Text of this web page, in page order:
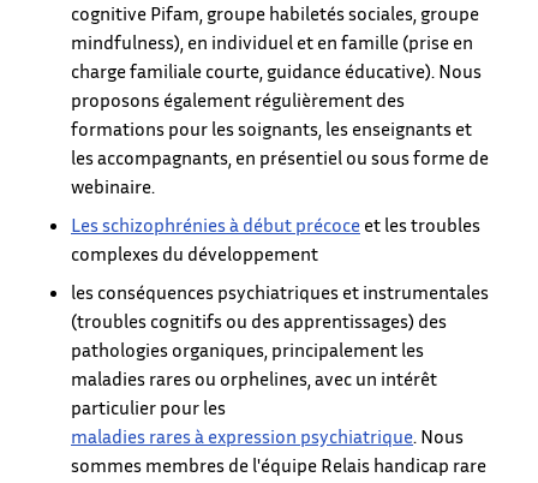
cognitive Pifam, groupe habiletés sociales, groupe
mindfulness), en individuel et en famille (prise en
charge familiale courte, guidance éducative). Nous
proposons également régulièrement des
formations pour les soignants, les enseignants et
les accompagnants, en présentiel ou sous forme de
webinaire.
Les schizophrénies à début précoce et les troubles
complexes du développement
les conséquences psychiatriques et instrumentales
(troubles cognitifs ou des apprentissages) des
pathologies organiques, principalement les
maladies rares ou orphelines, avec un intérêt
particulier pour les
maladies rares à expression psychiatrique. Nous
sommes membres de l'équipe Relais handicap rare